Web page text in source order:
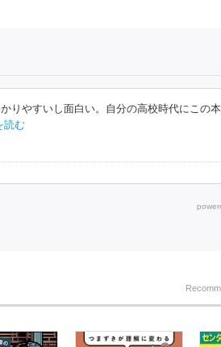
やすいし面白い。自分の高校時代にこの本
読む